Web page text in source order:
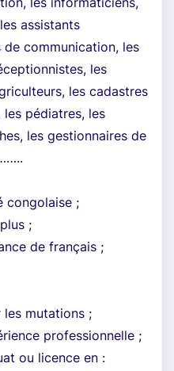
assistants
communication, les
les
les cadastres
les pédiatres, les
les gestionnaires de
congolaise ;
;
de français ;
les mutations ;
professionnelle ;
ou licence en :